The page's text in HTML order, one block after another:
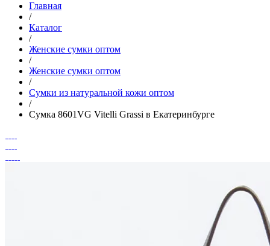
Главная
/
Каталог
/
Женские сумки оптом
/
Женские сумки оптом
/
Cумки из натуральной кожи оптом
/
Сумка 8601VG Vitelli Grassi в Екатеринбурге